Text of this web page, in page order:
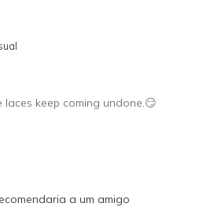
laces keep coming undone.😏
a um amigo